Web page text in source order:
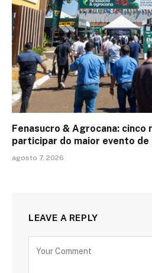
Fenasucro & Agrocana: cinco
participar do maior evento de
agosto 7, 2026
LEAVE A REPLY